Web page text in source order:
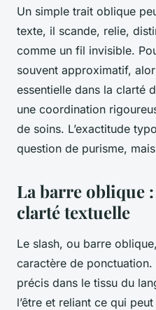
Un simple trait oblique
texte, il scande, relie,
comme un fil invisible.
souvent approximatif,
essentielle dans la clarté
une coordination
de soins. L’exactitude
question de purisme,
La barre oblique
clarté textuelle
Le slash, ou barre
caractère de
précis dans le tissu du
l’être et reliant ce qui